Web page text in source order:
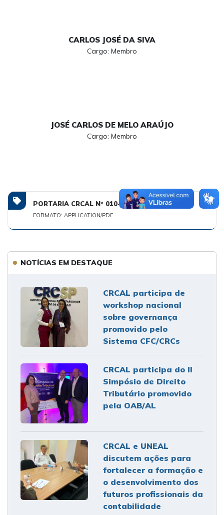
CARLOS JOSÉ DA SIVA
Cargo: Membro
JOSÉ CARLOS DE MELO ARAÚJO
Cargo: Membro
PORTARIA CRCAL Nº 010-2026.PDF
FORMATO: APPLICATION/PDF
NOTÍCIAS EM DESTAQUE
CRCAL participa de
workshop nacional
sobre governança
promovido pelo
Sistema CFC/CRCs
CRCAL participa do II
Simpósio de Direito
Tributário promovido
pela OAB/AL
CRCAL e UNEAL
discutem ações para
fortalecer a formação e
o desenvolvimento dos
futuros profissionais da
contabilidade